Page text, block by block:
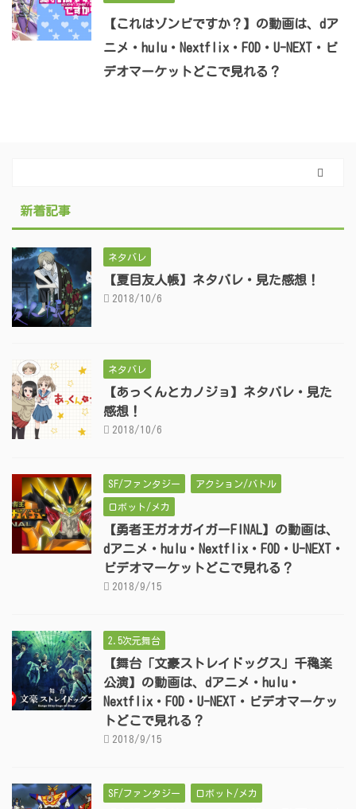
【これはゾンビですか？】の動画は、dア
ニメ・hulu・Nextflix・FOD・U-NEXT・ビ
デオマーケットどこで見れる？
新着記事
ネタバレ
【夏目友人帳】ネタバレ・見た感想！
2018/10/6
ネタバレ
【あっくんとカノジョ】ネタバレ・見た
感想！
2018/10/6
SF/ファンタジー アクション/バトル
ロボット/メカ
【勇者王ガオガイガーFINAL】の動画は、
dアニメ・hulu・Nextflix・FOD・U-NEXT・
ビデオマーケットどこで見れる？
2018/9/15
2.5次元舞台
【舞台「文豪ストレイドッグス」千穐楽
公演】の動画は、dアニメ・hulu・
Nextflix・FOD・U-NEXT・ビデオマーケッ
トどこで見れる？
2018/9/15
SF/ファンタジー ロボット/メカ